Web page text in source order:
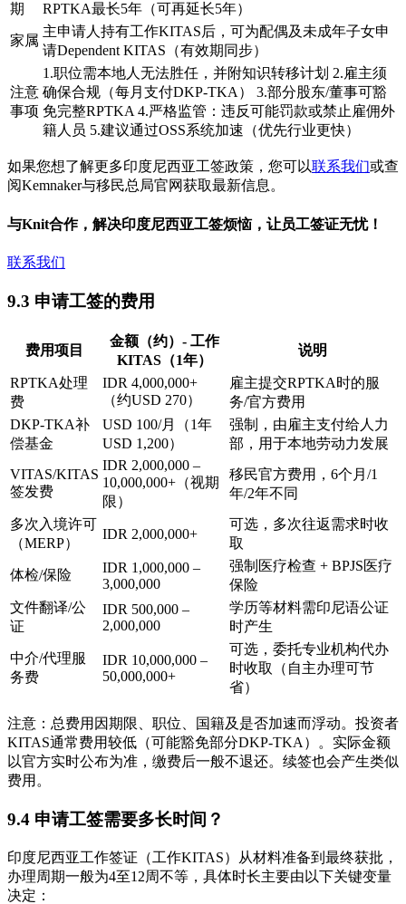
期
RPTKA最长5年（可再延长5年）
家属
主申请人持有工作KITAS后，可为配偶及未成年子女申
请Dependent KITAS（有效期同步）
注意
事项
1.职位需本地人无法胜任，并附知识转移计划 2.雇主须
确保合规（每月支付DKP-TKA） 3.部分股东/董事可豁
免完整RPTKA 4.严格监管：违反可能罚款或禁止雇佣外
籍人员 5.建议通过OSS系统加速（优先行业更快）
如果您想了解更多印度尼西亚工签政策，您可以联系我们或查
阅Kemnaker与移民总局官网获取最新信息。
与Knit合作，解决印度尼西亚工签烦恼，让员工签证无忧！
联系我们
9.3 申请工签的费用
费用项目
金额（约）- 工作
KITAS（1年）
说明
RPTKA处理
费
IDR 4,000,000+
（约USD 270）
雇主提交RPTKA时的服
务/官方费用
DKP-TKA补
偿基金
USD 100/月（1年
USD 1,200）
强制，由雇主支付给人力
部，用于本地劳动力发展
VITAS/KITAS
签发费
IDR 2,000,000 –
10,000,000+（视期
限）
移民官方费用，6个月/1
年/2年不同
多次入境许可
（MERP）
IDR 2,000,000+
可选，多次往返需求时收
取
体检/保险
IDR 1,000,000 –
3,000,000
强制医疗检查 + BPJS医疗
保险
文件翻译/公
证
IDR 500,000 –
2,000,000
学历等材料需印尼语公证
时产生
中介/代理服
务费
IDR 10,000,000 –
50,000,000+
可选，委托专业机构代办
时收取（自主办理可节
省）
注意：总费用因期限、职位、国籍及是否加速而浮动。投资者
KITAS通常费用较低（可能豁免部分DKP-TKA）。实际金额
以官方实时公布为准，缴费后一般不退还。续签也会产生类似
费用。
9.4 申请工签需要多长时间？
印度尼西亚工作签证（工作KITAS）从材料准备到最终获批，
办理周期一般为4至12周不等，具体时长主要由以下关键变量
决定：